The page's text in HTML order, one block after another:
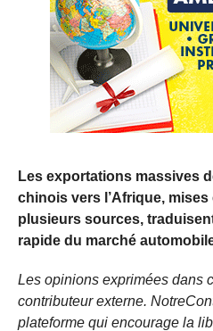
Les exportations massives
chinois vers l’Afrique,
plusieurs sources,
rapide du marché
Les opinions exprimées dans
contributeur externe.
plateforme qui encourage la